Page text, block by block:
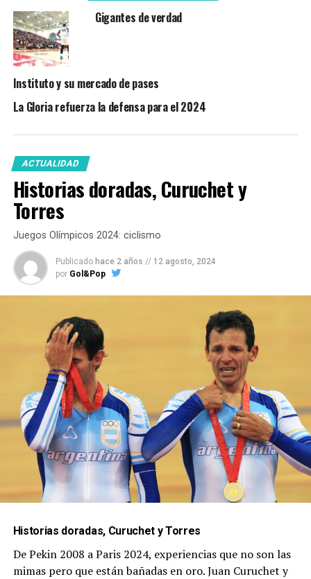
Gigantes de verdad
Instituto y su mercado de pases
La Gloria refuerza la defensa para el 2024
ACTUALIDAD
Historias doradas, Curuchet y
Torres
Juegos Olímpicos 2024: ciclismo
Publicado hace 2 años // 12 agosto, 2024
por Gol&Pop
Historias doradas, Curuchet y Torres
De Pekin 2008 a Paris 2024, experiencias que no son las
mimas pero que están bañadas en oro. Juan Curuchet y